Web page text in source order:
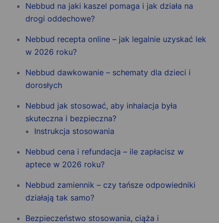
Nebbud na jaki kaszel pomaga i jak działa na
drogi oddechowe?
Nebbud recepta online – jak legalnie uzyskać lek
w 2026 roku?
Nebbud dawkowanie – schematy dla dzieci i
dorosłych
Nebbud jak stosować, aby inhalacja była
skuteczna i bezpieczna?
Instrukcja stosowania
Nebbud cena i refundacja – ile zapłacisz w
aptece w 2026 roku?
Nebbud zamiennik – czy tańsze odpowiedniki
działają tak samo?
Bezpieczeństwo stosowania, ciąża i